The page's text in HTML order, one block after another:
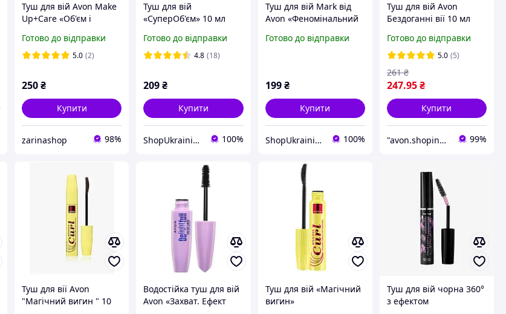
Туш для вій Avon Make
Up+Care «Об'єм і
Чорний 10 мл
Готово до відправки
5.0 (2)
250₴
Купити
zarinashop 98%
Туш для вій
«СуперОб'єм» 10 мл
Готово до відправки
4.8 (18)
209₴
Купити
ShopUkrainian123 100%
Туш для вій Mark від
Avon «Феномінальний
Volume (чорна), 10 мл.
Готово до відправки
199 ₴
Купити
ShopUkrainian123 100%
Туш для вій Avon
Бездоганні вії 10 мл
туш чорна туш для
об'єму вій
Готово до відправки
5.0 (5)
247.95₴
261 ₴
Купити
"avon.shoping": Краса, що доступна кожному! 99%
Туш для вії Avon
"Магічний вигин " 10
Водостійка туш для вій
Avon «Захват. Ефект
Туш для вій «Магічний
вигин»
Туш для вій чорна 360°
з ефектом